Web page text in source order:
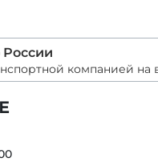
России
компанией на